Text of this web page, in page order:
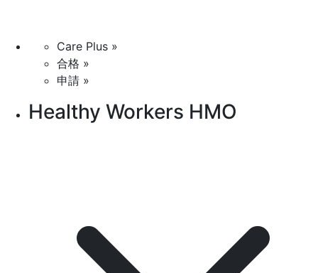
Care Plus »
合格 »
申請 »
Healthy Workers HMO